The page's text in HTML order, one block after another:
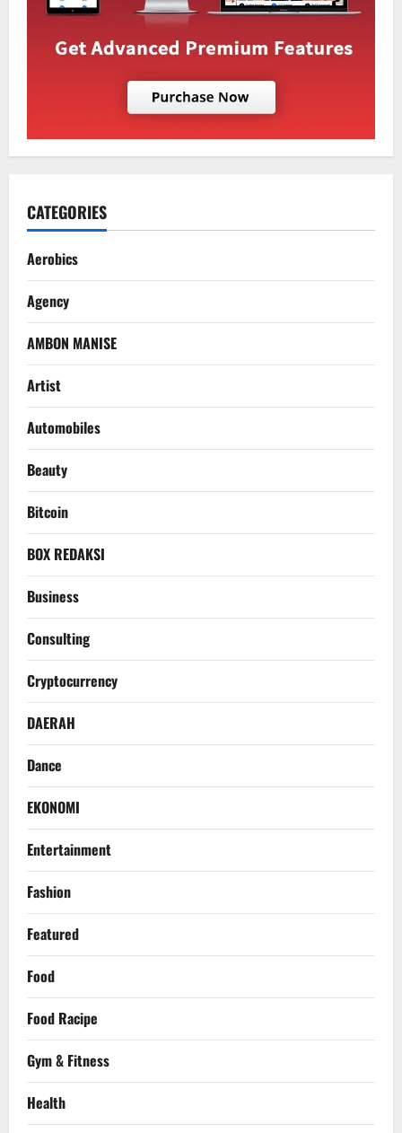
CATEGORIES
Aerobics
Agency
AMBON MANISE
Artist
Automobiles
Beauty
Bitcoin
BOX REDAKSI
Business
Consulting
Cryptocurrency
DAERAH
Dance
EKONOMI
Entertainment
Fashion
Featured
Food
Food Racipe
Gym & Fitness
Health